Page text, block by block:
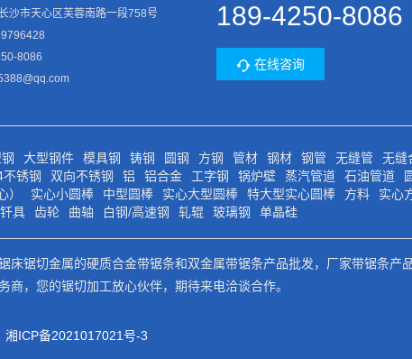
沙市天心区芙蓉南路一段758号
8086
189-4250-8086
在线咨询
大型钢件 模具钢 铸钢 圆钢 方钢 管材 钢材 钢管 无缝管
无缝
不锈钢 双向不锈钢 铝 铝合金 工字钢 锅炉壁 蒸汽管道 石油管道
） 实心小圆棒 中型圆棒 实心大型圆棒 特大型实心圆棒 方料
实心
具 齿轮 曲轴 白钢/高速钢 轧辊 玻璃钢 单晶硅
床锯切金属的硬质合金带锯条和双金属带锯条产品批发，厂家带锯条
，您的锯切加工放心伙伴，期待来电洽谈合作。
湘ICP备2021017021号-3